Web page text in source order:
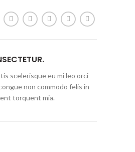
scelerisque eu mi leo orci
non commodo felis in
torquent mia.